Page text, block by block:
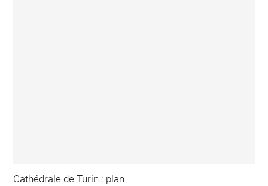
Cathédrale de Turin : plan